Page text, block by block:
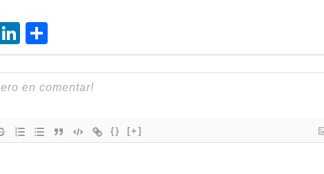
LinkedIn
Compartir
{} [+]